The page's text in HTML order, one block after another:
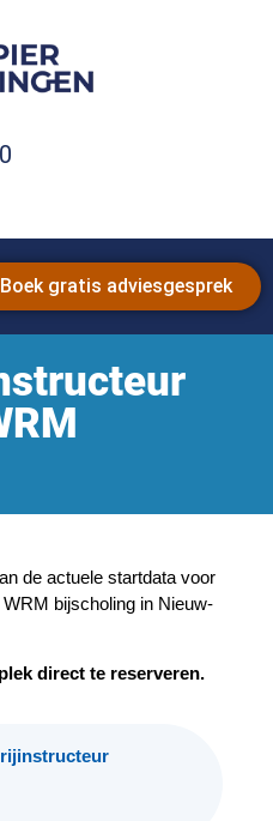
Boek gratis adviesgesprek
de actuele startdata voor
bijscholing in Nieuw-
direct te reserveren.